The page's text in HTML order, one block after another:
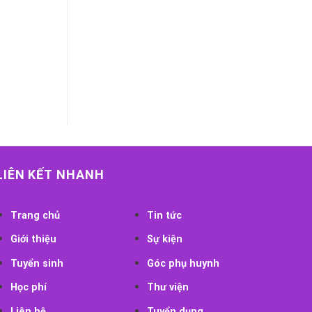
KẾT NHANH
Trang chủ
Giới thiệu
Tuyển sinh
Học phí
Tin tức
Sự kiện
Góc phụ huynh
Thư viện